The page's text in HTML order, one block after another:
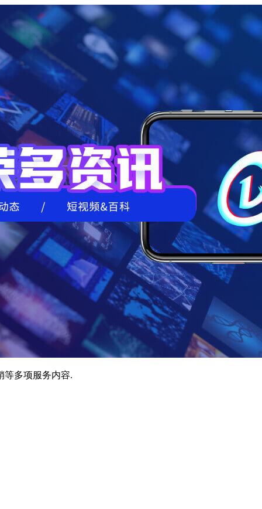
等多项服务内容.